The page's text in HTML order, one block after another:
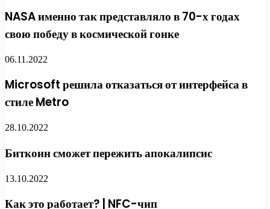
NASA именно так представляло в 70-х годах
свою победу в космической гонке
06.11.2022
Microsoft решила отказаться от интерфейса в
стиле Metro
28.10.2022
Биткоин сможет пережить апокалипсис
13.10.2022
Как это работает? | NFC-чип